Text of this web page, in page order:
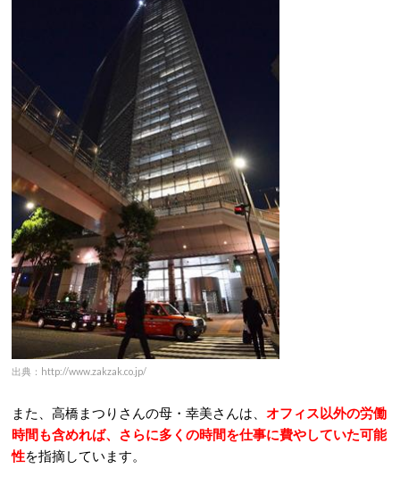
出典：http://www.zakzak.co.jp/
また、高橋まつりさんの母・幸美さんは、 オフィス以外の労働
時間も含めれば、さらに多くの時間を仕事に費やしていた可能
性を指摘しています。